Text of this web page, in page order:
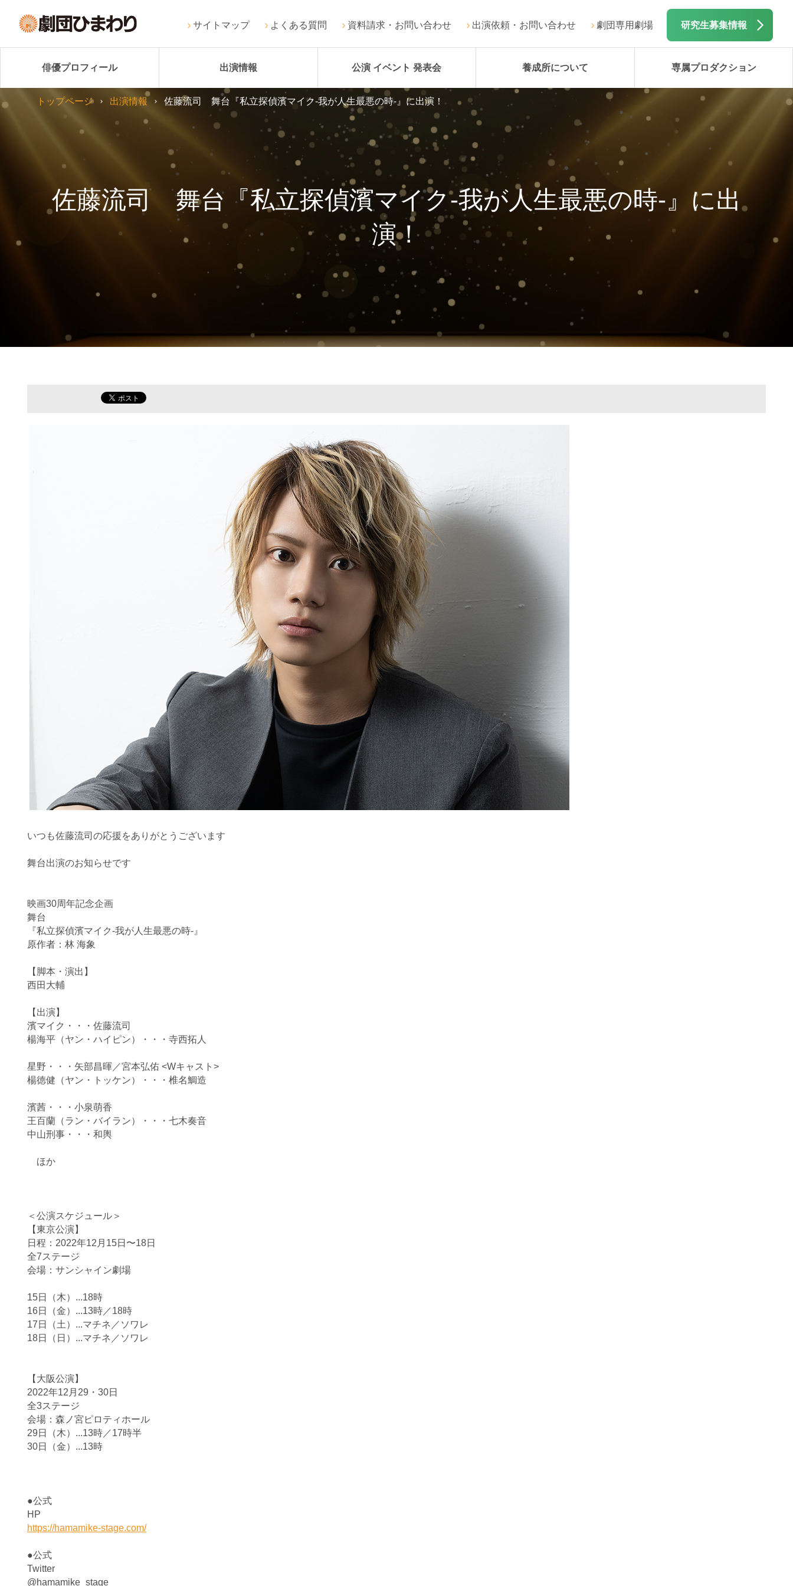
サイトマップ よくある質問 資料請求・お問い合わせ 出演依頼・お問い合わせ 劇団専用劇場 研究生募集情報
俳優プロフィール 出演情報 公演 イベント 発表会 養成所について 専属プロダクション
佐藤流司 舞台『私立探偵濱マイク-我が人生最悪の時-』に出
演！
トップページ 出演情報 佐藤流司 舞台『私立探偵濱マイク-我が人生最悪の時-』に出演！
いつも佐藤流司の応援をありがとうございます
舞台出演のお知らせです
映画30周年記念企画
舞台
『私立探偵濱マイク-我が人生最悪の時-』
原作者：林 海象
【脚本・演出】
西田大輔
【出演】
濱マイク・・・佐藤流司
楊海平（ヤン・ハイピン）・・・寺西拓人
星野・・・矢部昌暉／宮本弘佑 <Wキャスト>
楊徳健（ヤン・トッケン）・・・椎名鯛造
濱茜・・・小泉萌香
王百蘭（ラン・バイラン）・・・七木奏音
中山刑事・・・和輿
ほか
＜公演スケジュール＞
【東京公演】
日程：2022年12月15日〜18日
全7ステージ
会場：サンシャイン劇場
15日（木）...18時
16日（金）...13時／18時
17日（土）...マチネ／ソワレ
18日（日）...マチネ／ソワレ
【大阪公演】
2022年12月29・30日
全3ステージ
会場：森ノ宮ピロティホール
29日（木）...13時／17時半
30日（金）...13時
●公式
HP
https://hamamike-stage.com/
●公式
Twitter
@hamamike_stage